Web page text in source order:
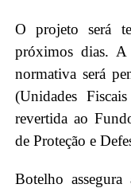
O projeto será
próximos dias. A
normativa será
(Unidades
revertida ao
de Proteção e
Botelho